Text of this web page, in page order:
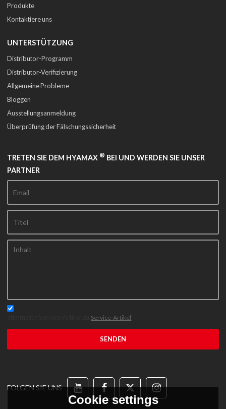
Produkte
Kontaktiere uns
UNTERSTÜTZUNG
Distributor-Programm
Distributor-Verifizierung
Allgemeine Probleme
Bloggen
Ausstellungsanmeldung
Überprüfung der Fälschungssicherheit
TRETEN SIE DEM HYAMAX ® BEI UND WERDEN SIE UNSER
PARTNER
Service-Artikel
SENDEN
FOLGEN SIE UNS
Cookie settings